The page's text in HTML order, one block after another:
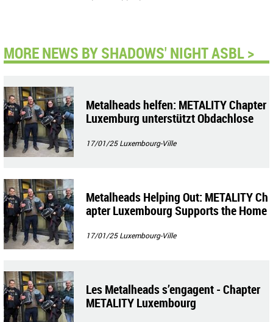
MORE NEWS BY SHADOWS' NIGHT ASBL >
Metalheads helfen: METALITY Chapter
Luxemburg unterstützt Obdachlose
17/01/25Luxembourg-Ville
Metalheads Helping Out: METALITY Ch
apter Luxembourg Supports the Home
17/01/25Luxembourg-Ville
Les Metalheads s’engagent - Chapter
METALITY Luxembourg